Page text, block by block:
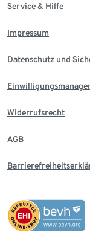
Service & Hilfe
Impressum
Datenschutz und
Widerrufsrecht
AGB